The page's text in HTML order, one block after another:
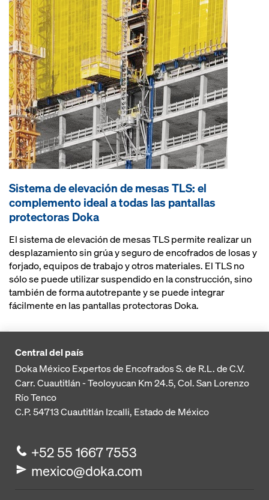
Sistema de elevación de mesas TLS: el
complemento ideal a todas las pantallas
protectoras Doka
El sistema de elevación de mesas TLS permite realizar un
desplazamiento sin grúa y seguro de encofrados de losas y
forjado, equipos de trabajo y otros materiales. El TLS no
sólo se puede utilizar suspendido en la construcción, sino
también de forma autotrepante y se puede integrar
fácilmente en las pantallas protectoras Doka.
Central del país
Doka México Expertos de Encofrados S. de R.L. de C.V.
Carr. Cuautitlán - Teoloyucan Km 24.5, Col. San Lorenzo
Río Tenco
C.P. 54713Cuautitlán Izcalli, Estado de México
+52 55 1667 7553
mexico@doka.com